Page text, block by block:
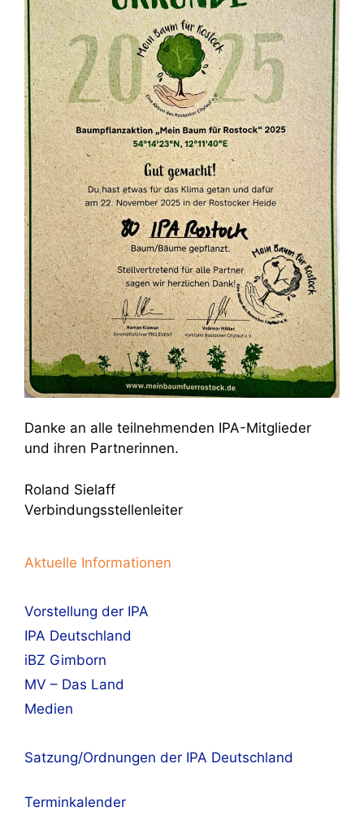
Danke an alle teilnehmenden IPA-Mitglieder
und ihren Partnerinnen.
Roland Sielaff
Verbindungsstellenleiter
Aktuelle Informationen
Vorstellung der IPA
IPA Deutschland
iBZ Gimborn
MV – Das Land
Medien
Satzung/Ordnungen der IPA Deutschland
Terminkalender